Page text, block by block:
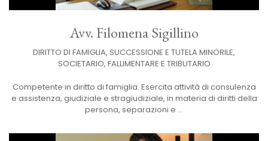
Avv. Filomena Sigillino
DIRITTO DI FAMIGLIA, SUCCESSIONE E TUTELA MINORILE,
SOCIETARIO, FALLIMENTARE E TRIBUTARIO
Competente in diritto di famiglia. Esercita attività di consulenza
e assistenza, giudiziale e stragiudiziale, in materia di diritti della
persona, separazioni e ...